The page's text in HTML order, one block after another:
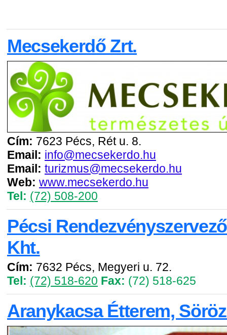
Mecsekerdő Zrt.
Cím: 7623 Pécs, Rét u. 8.
Email: info@mecsekerdo.hu
Email: turizmus@mecsekerdo.hu
Web: www.mecsekerdo.hu
Tel: (72) 508-200
Pécsi
Kht.
Cím: 7632 Pécs, Megyeri u. 72.
Tel: (72) 518-620 Fax: (72) 518-625
Aranykacsa Étterem,